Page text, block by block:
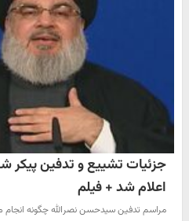
جزئیات تشییع و تدفین پیکر
اعلام شد + فیلم
مراسم تدفین سیدحسن نصرالله چگونه